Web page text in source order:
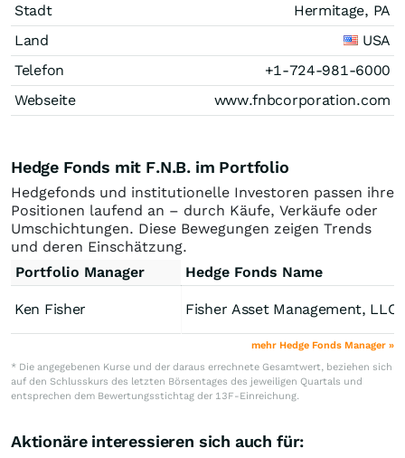
Stadt
Hermitage, PA
Land
USA
Telefon
+1-724-981-6000
Webseite
www.fnbcorporation.com
Hedge Fonds mit F.N.B. im Portfolio
Hedgefonds und institutionelle Investoren passen ihre
Positionen laufend an – durch Käufe, Verkäufe oder
Umschichtungen. Diese Bewegungen zeigen Trends
und deren Einschätzung.
Portfolio Manager
Hedge Fonds Name
Ken Fisher Fisher Asset Management, LLC
mehr Hedge Fonds Manager »
* Die angegebenen Kurse und der daraus errechnete Gesamtwert, beziehen sich
auf den Schlusskurs des letzten Börsentages des jeweiligen Quartals und
entsprechen dem Bewertungsstichtag der 13F-Einreichung.
Aktionäre interessieren sich auch für: